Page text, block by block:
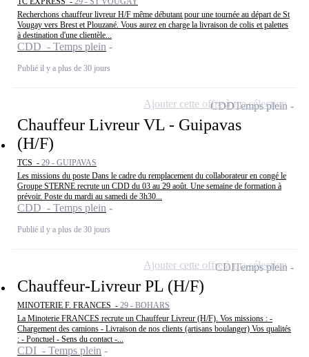
Recherchons chauffeur livreur H/F même débutant pour une tournée au départ de St
Vougay vers Brest et Plouzané. Vous aurez en charge la livraison de colis et palettes
à destination d'une clientèle...
CDD - Temps plein
Publié il y a plus de 30 jours
Chauffeur Livreur VL - Guipavas
(H/F)
TCS - 29 - GUIPAVAS
Les missions du poste Dans le cadre du remplacement du collaborateur en congé le
Groupe STERNE recrute un CDD du 03 au 29 août. Une semaine de formation à
prévoir. Poste du mardi au samedi de 3h30...
CDD - Temps plein
Publié il y a plus de 30 jours
CDDTemps plein
Ajouter cette offre à ma sélection
Chauffeur-Livreur PL (H/F)
MINOTERIE F. FRANCES - 29 - BOHARS
La Minoterie FRANCES recrute un Chauffeur Livreur (H/F). Vos missions : -
Chargement des camions - Livraison de nos clients (artisans boulanger) Vos qualités
: - Ponctuel - Sens du contact -...
CDI - Temps plein
CDITemps plein
Ajouter cette offre à ma sélection